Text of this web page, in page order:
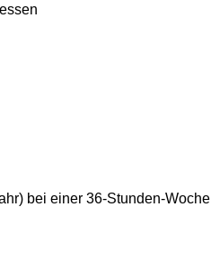
bei einer 36-Stunden-Woche